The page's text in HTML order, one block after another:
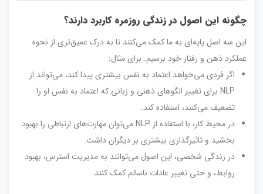
چگونه این اصول در زندگی روزمره کاربرد دارند؟
این سه اصل پایه‌ای به ما کمک می‌کنند تا به درک عمیق‌تری از نحوه
عملکرد ذهن و رفتار خود برسیم. برای مثال:
اگر فردی می‌خواهد اعتماد به نفس بیشتری پیدا کند، می‌تواند از
NLP برای تغییر الگوهای ذهنی و زبانی که اعتماد به نفس او را
تضعیف می‌کنند، استفاده کند.
در محیط کار، با استفاده از NLP می‌توان مهارت‌های ارتباطی را بهبود
بخشید و تاثیرگذاری بیشتری بر دیگران داشت.
در زندگی شخصی، این اصول می‌توانند به مدیریت استرس، بهبود
روابط، و حتی تغییر عادات ناسالم کمک کنند.